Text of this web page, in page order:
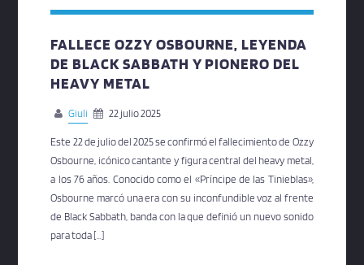
FALLECE OZZY OSBOURNE, LEYENDA
DE BLACK SABBATH Y PIONERO DEL
HEAVY METAL
Giuli 22 julio 2025
Este 22 de julio del 2025 se confirmó el fallecimiento de Ozzy
Osbourne, icónico cantante y figura central del heavy metal,
a los 76 años. Conocido como el «Príncipe de las Tinieblas»,
Osbourne marcó una era con su inconfundible voz al frente
de Black Sabbath, banda con la que definió un nuevo sonido
para toda […]